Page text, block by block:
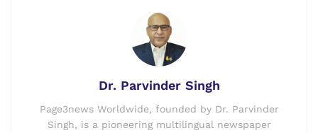
Dr. Parvinder Singh
Page3news Worldwide, founded by Dr. Parvinder
Singh, is a pioneering multilingual newspaper